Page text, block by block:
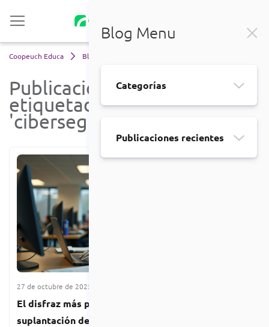
Coopeuch Educa Blog
Publicaciones
etiquetadas
'ciberseguridad'
Blog Menu
Categorías
Publicaciones recientes
27 de octubre de 2025
El disfraz más peligroso de Halloween: la
suplantación de identidad